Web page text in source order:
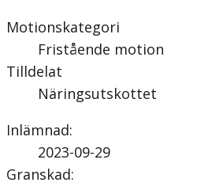
Motionskategori
Fristående motion
Tilldelat
Näringsutskottet
Inlämnad:
2023-09-29
Granskad: